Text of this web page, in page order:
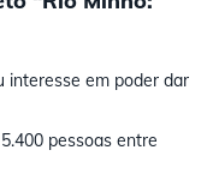
interesse em poder dar
pessoas entre